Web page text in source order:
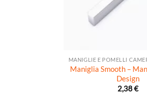
Maniglia Smooth –
Design
2,38€